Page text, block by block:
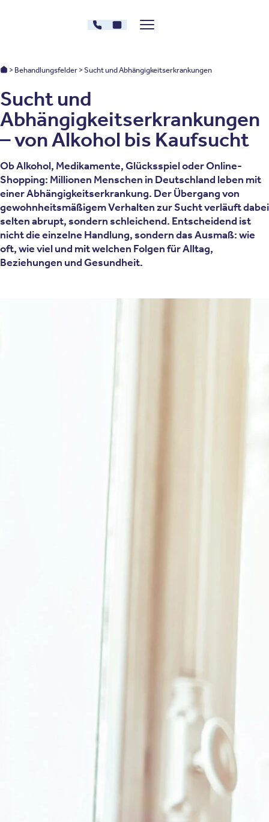
030 - 26478607
Kontakt
Menü zeigen/verstecken
Oberberg Kliniken: Startseite
Behandlungsfelder Sucht und Abhängigkeitserkrankungen
Sucht und
Abhängigkeitserkrankungen
– von Alkohol bis Kaufsucht
Ob Alkohol, Medikamente, Glücksspiel oder Online-
Shopping: Millionen Menschen in Deutschland leben mit
einer Abhängigkeitserkrankung. Der Übergang von
gewohnheitsmäßigem Verhalten zur Sucht verläuft dabei
selten abrupt, sondern schleichend. Entscheidend ist
nicht die einzelne Handlung, sondern das Ausmaß: wie
oft, wie viel und mit welchen Folgen für Alltag,
Beziehungen und Gesundheit.
Streit mit nahestehenden Menschen, Probleme bei der Arbeit
oder der Rückzug von früheren Interessen sind oft die ersten
sichtbaren Folgen – noch bevor Betroffene selbst den
Wiederholtes Verheimlichen oder Herunterspielen des eigenen
Konsums bzw. Verhaltens gegenüber nahestehenden
Menschen ist ein häufiges Warnsignal. Häufig geschieht dies
aus Scham oder um Konflikten aus dem Weg zu gehen.